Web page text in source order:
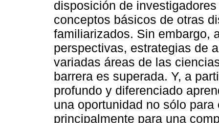
disposición de
conceptos básicos de otras
familiarizados. Sin embargo,
perspectivas, estrategias de
variadas áreas de las
barrera es superada. Y, a
profundo y diferenciado
una oportunidad no sólo
principalmente para una